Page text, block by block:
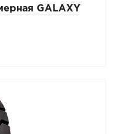
GALAXY